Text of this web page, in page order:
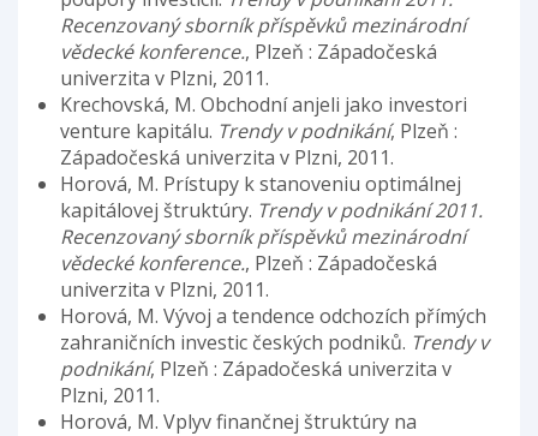
Recenzovaný sborník příspěvků mezinárodní
vědecké konference., Plzeň : Západočeská
univerzita v Plzni, 2011.
Krechovská, M. Obchodní anjeli jako investori
venture kapitálu. Trendy v podnikání, Plzeň :
Západočeská univerzita v Plzni, 2011.
Horová, M. Prístupy k stanoveniu optimálnej
kapitálovej štruktúry. Trendy v podnikání 2011.
Recenzovaný sborník příspěvků mezinárodní
vědecké konference., Plzeň : Západočeská
univerzita v Plzni, 2011.
Horová, M. Vývoj a tendence odchozích přímých
zahraničních investic českých podniků. Trendy v
podnikání, Plzeň : Západočeská univerzita v
Plzni, 2011.
Horová, M. Vplyv finančnej štruktúry na